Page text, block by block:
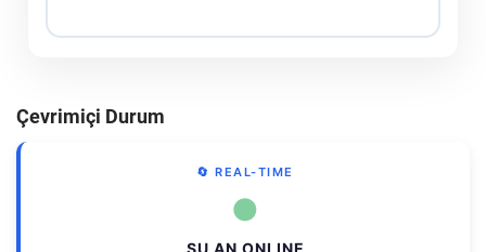
Çevrimiçi Durum
🔄 REAL-TIME
●